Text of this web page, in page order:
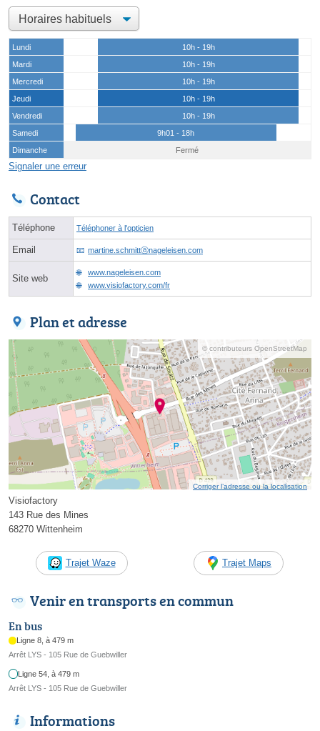
Lundi
10h - 19h
Mardi
10h - 19h
Mercredi
10h - 19h
Jeudi
10h - 19h
Vendredi
10h - 19h
Samedi
9h01 - 18h
Dimanche
Fermé
Signaler une erreur
Contact
Téléphone Téléphoner à l'opticien
Email martine.schmittⓐnageleisen.com
Site web
www.nageleisen.com
www.visiofactory.com/fr
Plan et adresse
© contributeurs OpenStreetMap
Corriger l’adresse ou la localisation
Visiofactory
143 Rue des Mines
68270 Wittenheim
Trajet Waze Trajet Maps
Venir en transports en commun
En bus
Ligne 8, à 479 m
Arrêt LYS - 105 Rue de Guebwiller
Ligne 54, à 479 m
Arrêt LYS - 105 Rue de Guebwiller
Informations